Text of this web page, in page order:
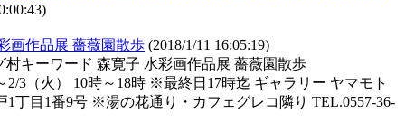
画作品展 薔薇園散歩 (2018/1/11 16:05:19)
村キーワード 森寛子 水彩画作品展 薔薇園散歩
2/3（火） 10時～18時 ※最終日17時迄 ギャラリー ヤマモト
1丁目1番9号 ※湯の花通り・カフェグレコ隣り TEL.0557-36-